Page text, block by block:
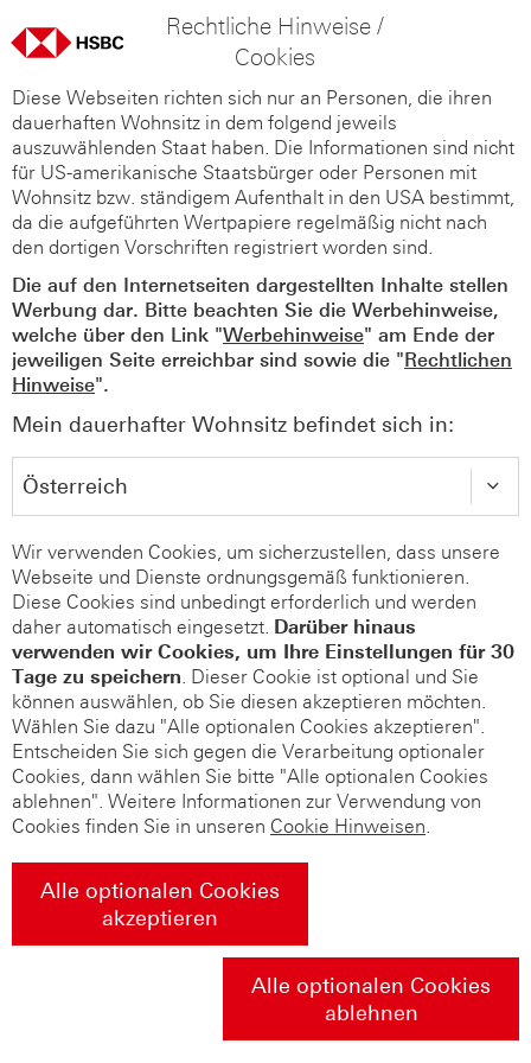
Rechtliche Hinweise /
Cookies
Diese Webseiten richten sich nur an Personen, die ihren
dauerhaften Wohnsitz in dem folgend jeweils
auszuwählenden Staat haben. Die Informationen sind nicht
für US-amerikanische Staatsbürger oder Personen mit
Wohnsitz bzw. ständigem Aufenthalt in den USA bestimmt,
da die aufgeführten Wertpapiere regelmäßig nicht nach
den dortigen Vorschriften registriert worden sind.
Die auf den Internetseiten dargestellten Inhalte stellen
Werbung dar. Bitte beachten Sie die Werbehinweise,
welche über den Link "Werbehinweise" am Ende der
jeweiligen Seite erreichbar sind sowie die "Rechtlichen
Hinweise".
Mein dauerhafter Wohnsitz befindet sich in:
Wir verwenden Cookies, um sicherzustellen, dass unsere
Webseite und Dienste ordnungsgemäß funktionieren.
Diese Cookies sind unbedingt erforderlich und werden
daher automatisch eingesetzt. Darüber hinaus
verwenden wir Cookies, um Ihre Einstellungen für 30
Tage zu speichern. Dieser Cookie ist optional und Sie
können auswählen, ob Sie diesen akzeptieren möchten.
Wählen Sie dazu "Alle optionalen Cookies akzeptieren".
Entscheiden Sie sich gegen die Verarbeitung optionaler
Cookies, dann wählen Sie bitte "Alle optionalen Cookies
ablehnen". Weitere Informationen zur Verwendung von
Cookies finden Sie in unseren Cookie Hinweisen.
Alle optionalen Cookies
akzeptieren
Alle optionalen Cookies
ablehnen